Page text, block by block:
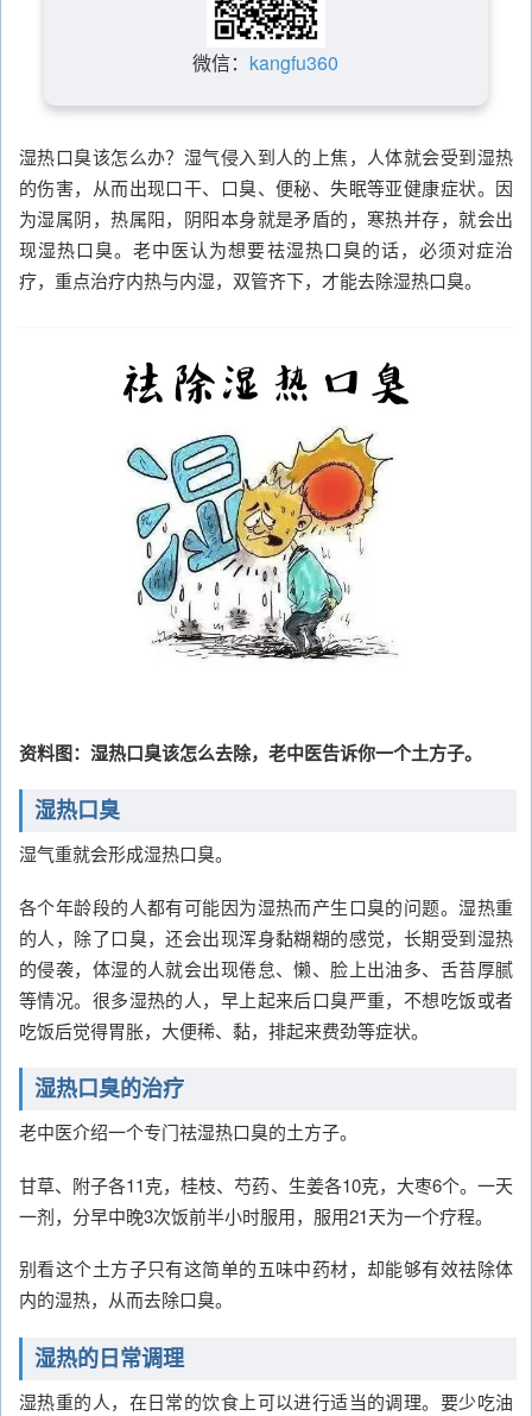
微信： kangfu360
湿热口臭该怎么办？湿气侵入到人的上焦，人体就会受到湿热
的伤害，从而出现口干、口臭、便秘、失眠等亚健康症状。因
为湿属阴，热属阳，阴阳本身就是矛盾的，寒热并存，就会出
现湿热口臭。老中医认为想要祛湿热口臭的话，必须对症治
疗，重点治疗内热与内湿，双管齐下，才能去除湿热口臭。
资料图：湿热口臭该怎么去除，老中医告诉你一个土方子。
湿热口臭
湿气重就会形成湿热口臭。
各个年龄段的人都有可能因为湿热而产生口臭的问题。湿热重
的人，除了口臭，还会出现浑身黏糊糊的感觉，长期受到湿热
的侵袭，体湿的人就会出现倦怠、懒、脸上出油多、舌苔厚腻
等情况。很多湿热的人，早上起来后口臭严重，不想吃饭或者
吃饭后觉得胃胀，大便稀、黏，排起来费劲等症状。
湿热口臭的治疗
老中医介绍一个专门祛湿热口臭的土方子。
甘草、附子各11克，桂枝、芍药、生姜各10克，大枣6个。一天
一剂，分早中晚3次饭前半小时服用，服用21天为一个疗程。
别看这个土方子只有这简单的五味中药材，却能够有效祛除体
内的湿热，从而去除口臭。
湿热的日常调理
湿热重的人，在日常的饮食上可以进行适当的调理。要少吃油